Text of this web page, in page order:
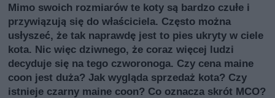
Mimo swoich rozmiarów te koty są bardzo czułe i
przywiązują się do właściciela. Często można
usłyszeć, że tak naprawdę jest to pies ukryty w ciele
kota. Nic więc dziwnego, że coraz więcej ludzi
decyduje się na tego czworonoga. Czy cena maine
coon jest duża? Jak wygląda sprzedaż kota? Czy
istnieje czarny maine coon? Co oznacza skrót MCO?